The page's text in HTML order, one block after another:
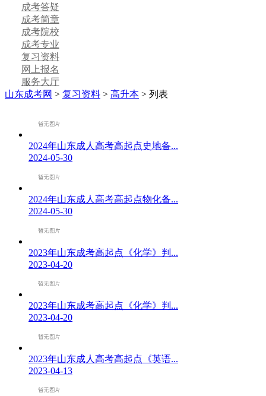
成考答疑
成考简章
成考院校
成考专业
复习资料
网上报名
服务大厅
山东成考网 > 复习资料 > 高升本 > 列表
2024年山东成人高考高起点史地备...
2024-05-30
2024年山东成人高考高起点物化备...
2024-05-30
2023年山东成考高起点《化学》判...
2023-04-20
2023年山东成考高起点《化学》判...
2023-04-20
2023年山东成人高考高起点《英语...
2023-04-13